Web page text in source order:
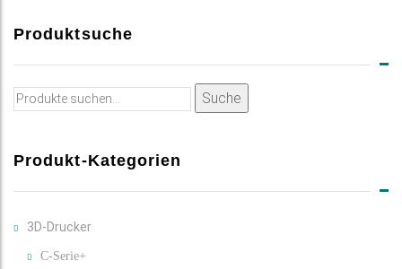
Produktsuche
Suche
Suche
Produkt-Kategorien
3D-Drucker
C-Serie+